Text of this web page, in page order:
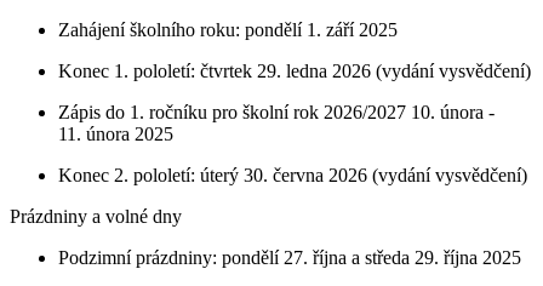
Zahájení školního roku: pondělí 1. září 2025
Konec 1. pololetí: čtvrtek 29. ledna 2026 (vydání vysvědčení)
Zápis do 1. ročníku pro školní rok 2026/2027 10. února -
11. února 2025
Konec 2. pololetí: úterý 30. června 2026 (vydání vysvědčení)
Prázdniny a volné dny
Podzimní prázdniny: pondělí 27. října a středa 29. října 2025